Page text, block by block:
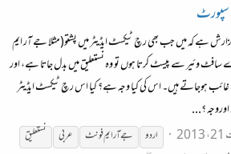
سپورٹ
ہے کہ میں جب بھی رچ ٹیکسٹ ایڈیٹر میں پشتو(مثلا جے آر ایم
وئیر سے پیسٹ کرتا ہوں تو وہ نستعلیق میں بدل جاتا ہے، اور
غائب ہوجاتے ہیں۔ اس کی کیا وجہ ہے؟ کیا اس رچ ٹیکسٹ ایڈیٹر
اوروجہ ؟...
اردو جے آر ایم فونٹ عربی
نستعلیق